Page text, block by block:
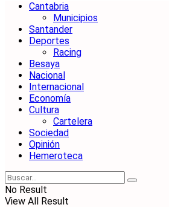
Cantabria
Municipios
Santander
Deportes
Racing
Besaya
Nacional
Internacional
Economía
Cultura
Cartelera
Sociedad
Opinión
Hemeroteca
No Result
View All Result